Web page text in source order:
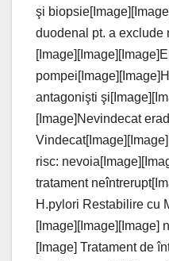
şi
duodenal pt. a exclude
antagonişti
[Image]Nevindecat
risc:
tratament
H.pylori Restabilire cu
[Image][Image][Image]
[Image] Tratament de